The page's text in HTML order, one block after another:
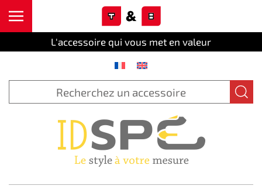
L'accessoire qui vous met en valeur
Cookies management panel